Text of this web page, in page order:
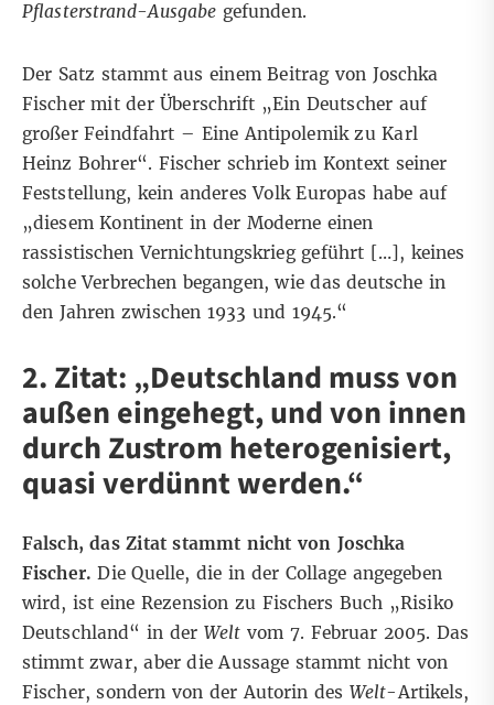
Pflasterstrand-Ausgabe gefunden.
Der Satz stammt aus einem Beitrag von Joschka
Fischer mit der Überschrift „Ein Deutscher auf
großer Feindfahrt – Eine Antipolemik zu Karl
Heinz Bohrer“. Fischer schrieb im Kontext seiner
Feststellung, kein anderes Volk Europas habe auf
„diesem Kontinent in der Moderne einen
rassistischen Vernichtungskrieg geführt […], keines
solche Verbrechen begangen, wie das deutsche in
den Jahren zwischen 1933 und 1945.“
2. Zitat: „Deutschland muss von
außen eingehegt, und von innen
durch Zustrom heterogenisiert,
quasi verdünnt werden.“
Falsch, das Zitat stammt nicht von Joschka
Fischer.Die Quelle, die in der Collage angegeben
wird, ist eine Rezension zu Fischers Buch „Risiko
Deutschland“ in der Welt vom 7. Februar 2005. Das
stimmt zwar, aber die Aussage stammt nicht von
Fischer, sondern von der Autorin desWelt-Artikels,